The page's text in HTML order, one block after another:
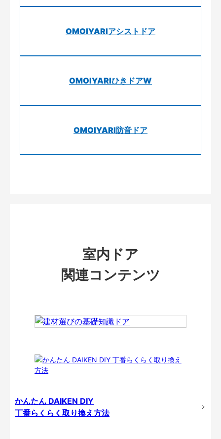
OMOIYARIアシストドア
OMOIYARIひきドアW
OMOIYARI防音ドア
室内ドア
関連コンテンツ
かんたん DAIKEN DIY
丁番らくらく取り換え方法